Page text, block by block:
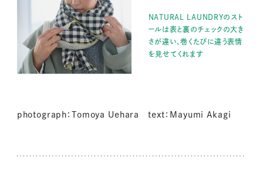
NATURAL LAUNDRYのスト
ールは表と裏のチェックの大き
さが違い、巻くたびに違う表情
を見せてくれます
photograph：Tomoya Uehara text：Mayumi Akagi